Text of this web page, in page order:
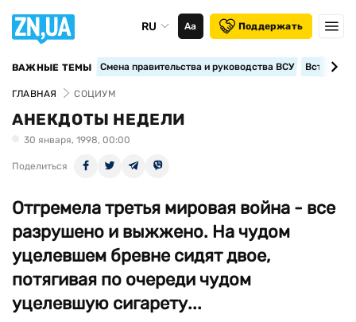
RU Аа Поддержать
ВАЖНЫЕ ТЕМЫ Смена правительства и руководства ВСУ
ГЛАВНАЯ СОЦИУМ
АНЕКДОТЫ НЕДЕЛИ
30 января, 1998, 00:00
Поделиться
Отгремела третья мировая война - все
разрушено и выжжено. На чудом
уцелевшем бревне сидят двое,
потягивая по очереди чудом
уцелевшую сигарету...